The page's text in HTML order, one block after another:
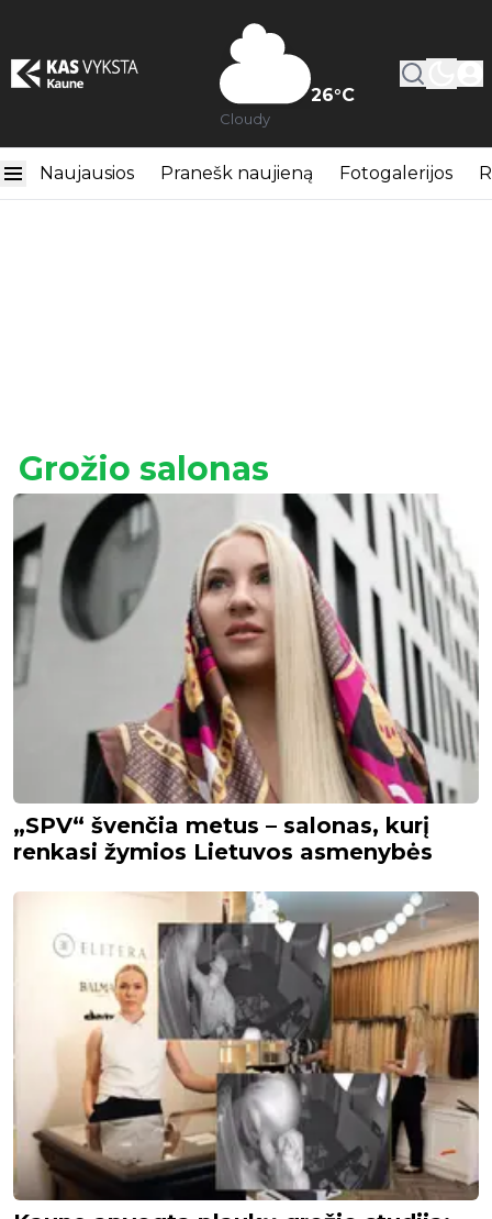
26°C
Cloudy
Naujausios Pranešk naujieną Fotogalerijos
Grožio salonas
„SPV“ švenčia metus – salonas, kurį
renkasi žymios Lietuvos asmenybės